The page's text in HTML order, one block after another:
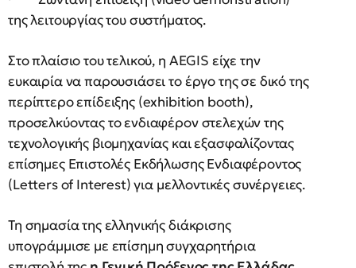
της λειτουργίας του συστήματος.
Στο πλαίσιο του τελικού, η AEGIS είχε την
ευκαιρία να παρουσιάσει το έργο της σε δικό της
περίπτερο επίδειξης (exhibition booth),
προσελκύοντας το ενδιαφέρον στελεχών της
τεχνολογικής βιομηχανίας και εξασφαλίζοντας
επίσημες Επιστολές Εκδήλωσης Ενδιαφέροντος
(Letters of Interest) για μελλοντικές συνέργειες.
Τη σημασία της ελληνικής διάκρισης
υπογράμμισε με επίσημη συγχαρητήρια